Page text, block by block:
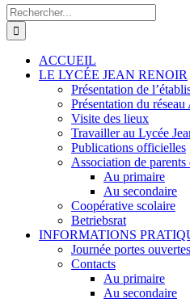
Rechercher:
ACCUEIL
LE LYCÉE JEAN RENOIR
Présentation de
Présentation du
Visite des lieux
Travailler au Lycée
Publications officielles
Association de parents
Au primaire
Au secondaire
Coopérative scolaire
Betriebsrat
INFORMATIONS
Journée portes ouvertes
Contacts
Au primaire
Au secondaire